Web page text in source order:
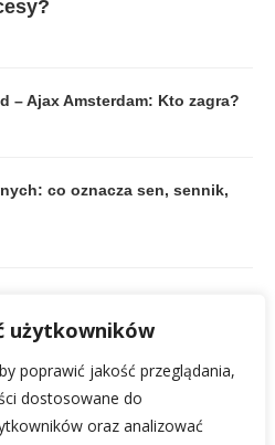
użytkowników
poprawić jakość przeglądania,
dostosowane do
oraz analizować
– Ajax Amsterdam: Kto zagra?
co oznacza sen, sennik,
Kto zagra w hicie?